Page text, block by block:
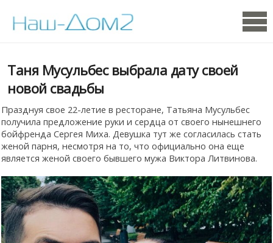
Таня Мусульбес выбрала дату своей
новой свадьбы
Празднуя свое 22-летие в ресторане, Татьяна Мусульбес
получила предложение руки и сердца от своего нынешнего
бойфренда Сергея Миха. Девушка тут же согласилась стать
женой парня, несмотря на то, что официально она еще
является женой своего бывшего мужа Виктора Литвинова.